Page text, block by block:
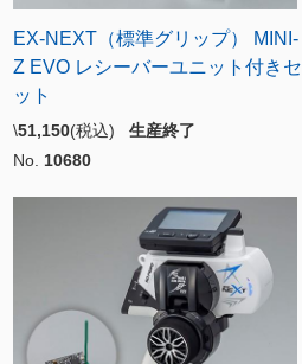
EX-NEXT（標準グリップ） MINI-
Z EVO レシーバーユニット付きセ
ット
\51,150(税込) 生産終了
No. 10680